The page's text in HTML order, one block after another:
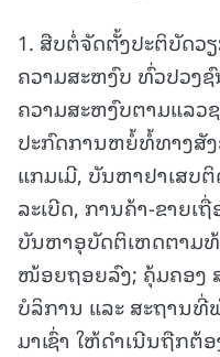
1. ສືບຕໍ່ຈັດຕັ້ງປະຕິບັດວ
ຄວາມສະຫງົບ ທົ່ວປວງ
ຄວາມສະຫງົບຕາມແລວ
ປະກົດການຫຍໍ້ທໍ້ທາງສັ
ແກມເມີ, ບັນຫາຢາເສບ
ລະເບີດ, ການຄ້າ-ຂາຍເ
ບັນຫາອຸບັດຕິເຫດຕາມ
ໜ້ອຍຖອຍລົງ; ຄຸ້ມຄອງ
ບໍລິການ ແລະ ສະຖານທີ່
ມາເຊົ່າ ໃຫ້ດໍາເນີນຖືກ